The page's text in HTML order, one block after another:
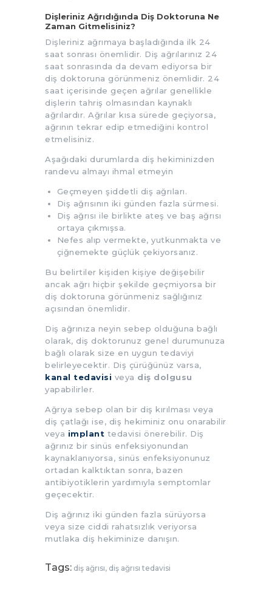
Dişleriniz Ağrıdığında Diş Doktoruna Ne
Zaman Gitmelisiniz?
Dişleriniz ağrımaya başladığında ilk 24
saat sonrası önemlidir. Diş ağrılarınız 24
saat sonrasında da devam ediyorsa bir
diş doktoruna görünmeniz önemlidir. 24
saat içerisinde geçen ağrılar genellikle
dişlerin tahriş olmasından kaynaklı
ağrılardır. Ağrılar kısa sürede geçiyorsa,
ağrının tekrar edip etmediğini kontrol
etmelisiniz.
Aşağıdaki durumlarda diş hekiminizden
randevu almayı ihmal etmeyin
Geçmeyen şiddetli diş ağrıları.
Diş ağrısının iki günden fazla sürmesi.
Diş ağrısı ile birlikte ateş ve baş ağrısı
ortaya çıkmışsa.
Nefes alıp vermekte, yutkunmakta ve
çiğnemekte güçlük çekiyorsanız.
Bu belirtiler kişiden kişiye değişebilir
ancak ağrı hiçbir şekilde geçmiyorsa bir
diş doktoruna görünmeniz sağlığınız
açısından önemlidir.
Diş ağrınıza neyin sebep olduğuna bağlı
olarak, diş doktorunuz genel durumunuza
bağlı olarak size en uygun tedaviyi
belirleyecektir. Diş çürüğünüz varsa,
kanal tedavisi veya diş dolgusu
yapabilirler.
Ağrıya sebep olan bir diş kırılması veya
diş çatlağı ise, diş hekiminiz onu onarabilir
veya implant tedavisi önerebilir. Diş
ağrınız bir sinüs enfeksiyonundan
kaynaklanıyorsa, sinüs enfeksiyonunuz
ortadan kalktıktan sonra, bazen
antibiyotiklerin yardımıyla semptomlar
geçecektir.
Diş ağrınız iki günden fazla sürüyorsa
veya size ciddi rahatsızlık veriyorsa
mutlaka diş hekiminize danışın.
Tags: diş ağrısı, diş ağrısı tedavisi